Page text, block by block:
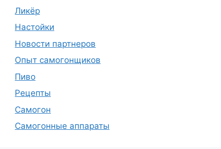
Ликёр
Настойки
Новости партнеров
Опыт самогонщиков
Пиво
Рецепты
Самогон
Самогонные аппараты